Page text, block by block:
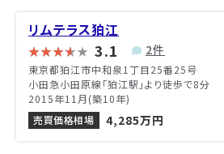
リムテラス狛江
3.1 2件
東京都狛江市中和泉1丁目25番25号
小田急小田原線「狛江駅」より徒歩で8分
2015年11月(築10年)
売買価格相場
4,285万円